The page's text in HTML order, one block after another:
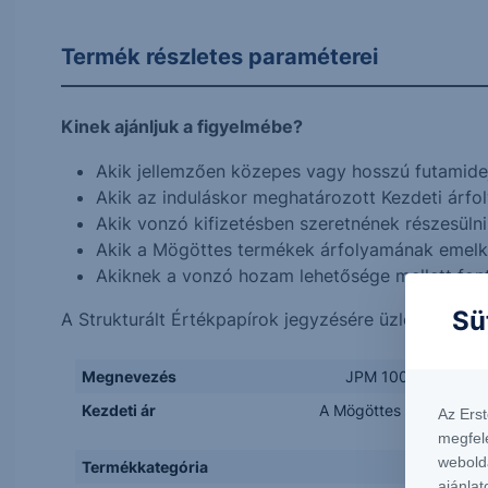
Termék részletes paraméterei
Kinek ajánljuk a figyelmébe?
Akik jellemzően közepes vagy hosszú
Akik az induláskor meghatározott Kezdeti
Akik vonzó kifizetésben szeretnének
Akik a Mögöttes termékek árfolyamának
Akiknek a vonzó hozam lehetősége mellett
A Strukturált Értékpapírok jegyzésére
Megnevezés
JPM 100% Bonus
Kezdeti ár
A Mögöttes termék
Termékkategória
Az